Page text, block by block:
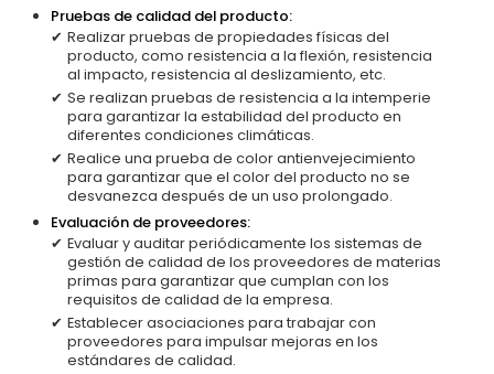
Pruebas de calidad del producto:
Realizar pruebas de propiedades físicas del
producto, como resistencia a la flexión, resistencia
al impacto, resistencia al deslizamiento, etc.
Se realizan pruebas de resistencia a la intemperie
para garantizar la estabilidad del producto en
diferentes condiciones climáticas.
Realice una prueba de color antienvejecimiento
para garantizar que el color del producto no se
desvanezca después de un uso prolongado.
Evaluación de proveedores:
Evaluar y auditar periódicamente los sistemas de
gestión de calidad de los proveedores de materias
primas para garantizar que cumplan con los
requisitos de calidad de la empresa.
Establecer asociaciones para trabajar con
proveedores para impulsar mejoras en los
estándares de calidad.